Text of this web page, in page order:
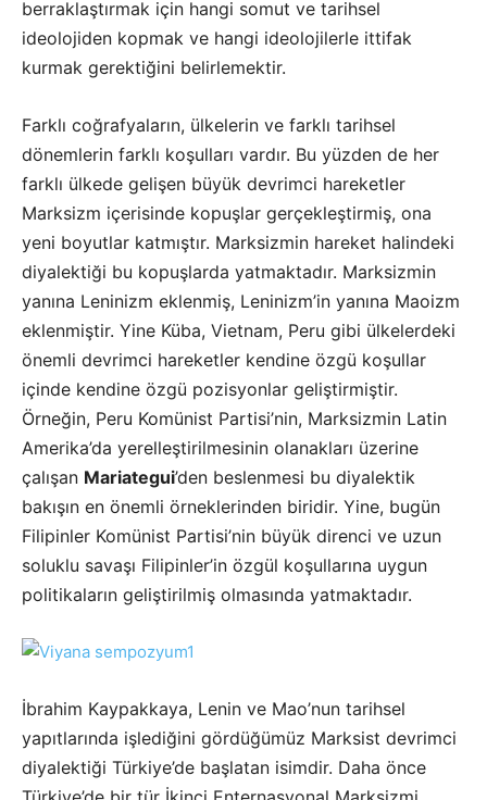
berraklaştırmak için hangi somut ve tarihsel
ideolojiden kopmak ve hangi ideolojilerle ittifak
kurmak gerektiğini belirlemektir.
Farklı coğrafyaların, ülkelerin ve farklı tarihsel
dönemlerin farklı koşulları vardır. Bu yüzden de her
farklı ülkede gelişen büyük devrimci hareketler
Marksizm içerisinde kopuşlar gerçekleştirmiş, ona
yeni boyutlar katmıştır. Marksizmin hareket halindeki
diyalektiği bu kopuşlarda yatmaktadır. Marksizmin
yanına Leninizm eklenmiş, Leninizm’in yanına Maoizm
eklenmiştir. Yine Küba, Vietnam, Peru gibi ülkelerdeki
önemli devrimci hareketler kendine özgü koşullar
içinde kendine özgü pozisyonlar geliştirmiştir.
Örneğin, Peru Komünist Partisi’nin, Marksizmin Latin
Amerika’da yerelleştirilmesinin olanakları üzerine
çalışan Mariategui’den beslenmesi bu diyalektik
bakışın en önemli örneklerinden biridir. Yine, bugün
Filipinler Komünist Partisi’nin büyük direnci ve uzun
soluklu savaşı Filipinler’in özgül koşullarına uygun
politikaların geliştirilmiş olmasında yatmaktadır.
İbrahim Kaypakkaya, Lenin ve Mao’nun tarihsel
yapıtlarında işlediğini gördüğümüz Marksist devrimci
diyalektiği Türkiye’de başlatan isimdir. Daha önce